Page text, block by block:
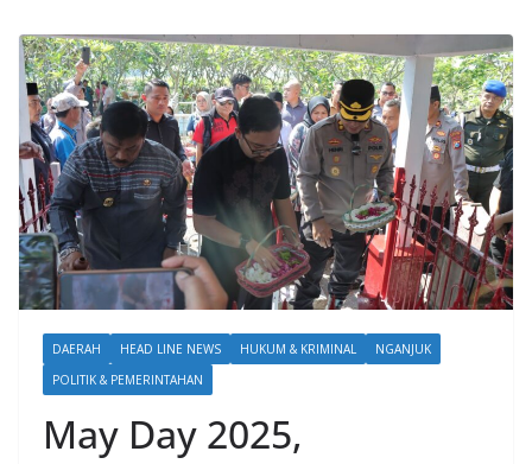
DAERAH HEAD LINE NEWS HUKUM & KRIMINAL
NGANJUK
POLITIK & PEMERINTAHAN
May Day 2025,